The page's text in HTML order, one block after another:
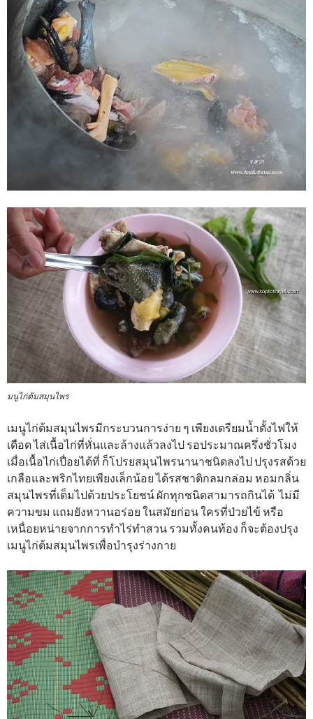
มนูไก่ต้มสมุนไพร
เมนูไก่ต้มสมุนไพรมีกระบวนการง่าย ๆ เพียงเตรียมน้ำตั้งไฟให้
เดือด ไส่เนื้อไก่ที่หั่นและล้างแล้วลงไป รอประมาณครึ่งชั่วโมง
เมื่อเนื้อไก่เปื่อยได้ที่ ก็โปรยสมุนไพรนานาชนิดลงไป ปรุงรสด้วย
เกลือและพริกไทยเพียงเล็กน้อย ได้รสชาติกลมกล่อม หอมกลิ่น
สมุนไพรที่เต็มไปด้วยประโยชน์ ผักทุกชนิดสามารถกินได้ ไม่มี
ความขม แถมยังหวานอร่อย ในสมัยก่อน ใครที่ป่วยไข้ หรือ
เหนื่อยหน่ายจากการทำไร่ทำสวน รวมทั้งคนท้อง ก็จะต้องปรุง
เมนูไก่ต้มสมุนไพรเพื่อบำรุงร่างกาย